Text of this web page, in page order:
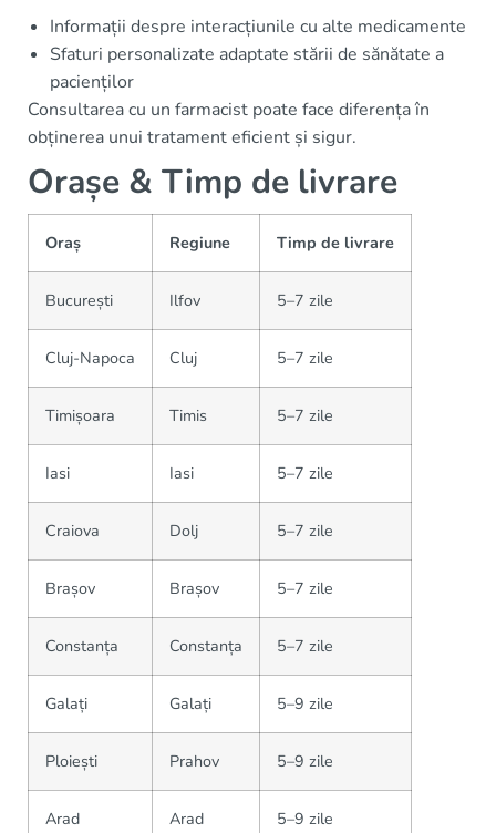
Informații despre interacțiunile cu alte medicamente
Sfaturi personalizate adaptate stării de sănătate a
pacienților
Consultarea cu un farmacist poate face diferența în
obținerea unui tratament eficient și sigur.
Orașe & Timp de livrare
Oraș Regiune Timp de livrare
București Ilfov 5–7 zile
Cluj-Napoca Cluj 5–7 zile
Timișoara Timis 5–7 zile
Iasi Iasi 5–7 zile
Craiova Dolj 5–7 zile
Brașov Brașov 5–7 zile
Constanța Constanța 5–7 zile
Galați Galați 5–9 zile
Ploiești Prahov 5–9 zile
Arad Arad 5–9 zile